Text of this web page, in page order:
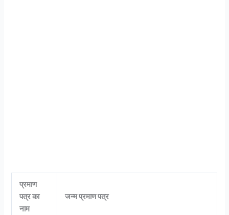
प्रमाण
पत्र का
नाम
जन्म प्रमाण पत्र